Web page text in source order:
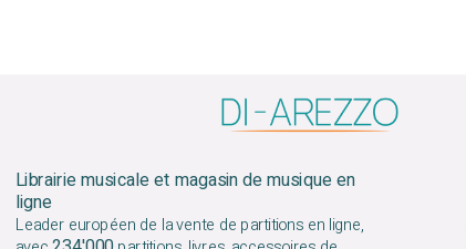
Librairie musicale et magasin de musique en
ligne
Leader européen de la vente de partitions en ligne,